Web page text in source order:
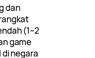
dan
(1–2
game
negara